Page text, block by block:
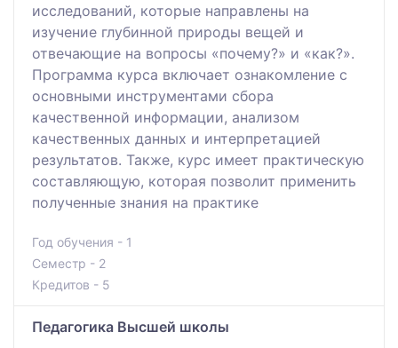
исследований, которые направлены на
изучение глубинной природы вещей и
отвечающие на вопросы «почему?» и «как?».
Программа курса включает ознакомление с
основными инструментами сбора
качественной информации, анализом
качественных данных и интерпретацией
результатов. Также, курс имеет практическую
составляющую, которая позволит применить
полученные знания на практике
Год обучения - 1
Семестр - 2
Кредитов - 5
Педагогика Высшей школы